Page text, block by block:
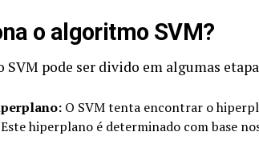
o algoritmo SVM?
SVM pode ser divido em algumas
O SVM tenta encontrar o
hiperplano é determinado com base